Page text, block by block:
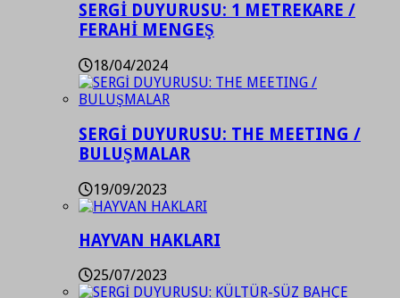
SERGİ DUYURUSU: 1 METREKARE /
FERAHİ MENGEŞ
18/04/2024
SERGİ DUYURUSU: THE MEETING /
BULUŞMALAR
19/09/2023
HAYVAN HAKLARI
25/07/2023